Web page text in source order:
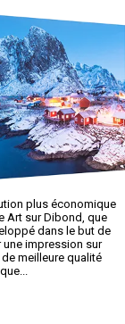
plus économique
Art sur Dibond, que
dans le but de
impression sur
meilleure qualité
que...